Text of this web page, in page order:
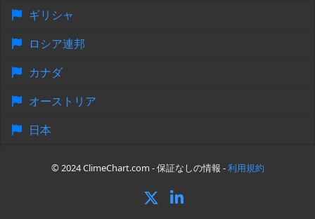
ギリシャ
ロシア連邦
カナダ
オーストリア
日本
© 2024 ClimeChart.com - 保証なしの情報 -利用規約